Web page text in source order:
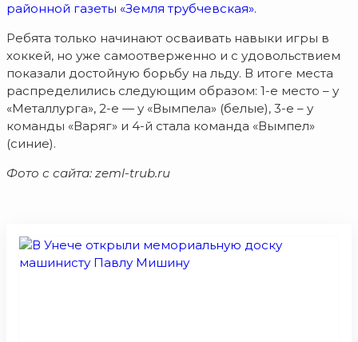
районной газеты «Земля трубчевская».
Ребята только начинают осваивать навыки игры в
хоккей, но уже самоотверженно и с удовольствием
показали достойную борьбу на льду. В итоге места
распределились следующим образом: 1-е место – у
«Металлурга», 2-е — у «Вымпела» (белые), 3-е – у
команды «Варяг» и 4-й стала команда «Вымпел»
(синие).
Фото с сайта: zeml-trub.ru